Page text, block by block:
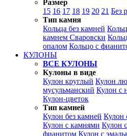
Размер
15 16 17 18 19 20 21 Без
Тип камня
Кольца без камней
камнем Сваровски
опалом Кольцо с
КУЛОНЫ
ВСЕ КУЛОНЫ
Кулоны в виде
Кулон круглый Кулон
мусульманский Кулон с
Кулон-цветок
Тип камней
Кулон без камней Кулон
Кулон с камнями Кулон
фианитом Кулон с